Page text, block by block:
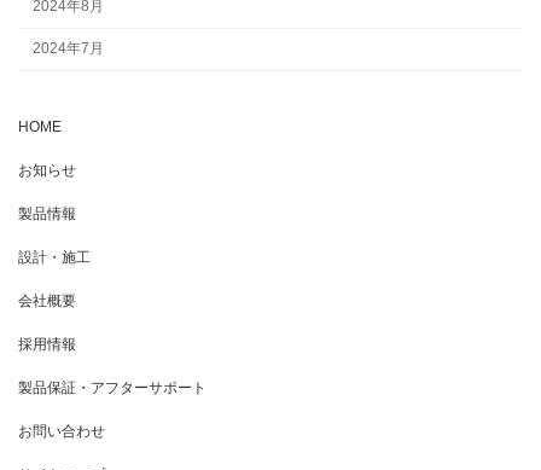
2024年8月
2024年7月
HOME
お知らせ
製品情報
設計・施工
会社概要
採用情報
製品保証・アフターサポート
お問い合わせ